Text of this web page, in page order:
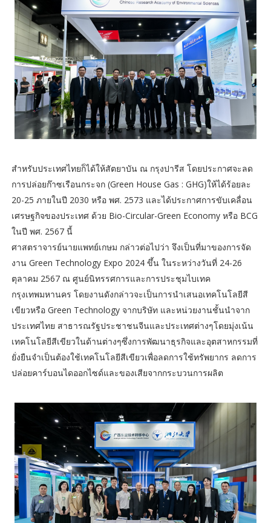
สำหรับประเทศไทยก็ได้ให้สัตยาบัน ณ กรุงปารีส โดยประกาศจะลด
การปล่อยก๊าซเรือนกระจก (Green House Gas : GHG)ให้ได้ร้อยละ
20-25 ภายในปี 2030 หรือ พศ. 2573 และได้ประกาศการขับเคลื่อน
เศรษฐกิจของประเทศ ด้วย Bio-Circular-Green Economy หรือ BCG
ในปี พศ. 2567 นี้
ศาสตราจารย์นายแพทย์เกษม กล่าวต่อไปว่า จึงเป็นที่มาของการจัด
งาน Green Technology Expo 2024 ขึ้น ในระหว่างวันที่ 24-26
ตุลาคม 2567 ณ ศูนย์นิทรรศการและการประชุมไบเทค
กรุงเทพมหานคร โดยงานดังกล่าวจะเป็นการนำเสนอเทคโนโลยีสี
เขียวหรือ Green Technology จากบริษัท และหน่วยงานชั้นนำจาก
ประเทศไทย สาธารณรัฐประชาชนจีนและประเทศต่างๆโดยมุ่งเน้น
เทคโนโลยีสีเขียวในด้านต่างๆซึ่งการพัฒนาธุรกิจและอุตสาหกรรมที่
ยั่งยืนจำเป็นต้องใช้เทคโนโลยีสีเขียวเพื่อลดการใช้ทรัพยากร ลดการ
ปล่อยคาร์บอนไดออกไซด์และของเสียจากกระบวนการผลิต